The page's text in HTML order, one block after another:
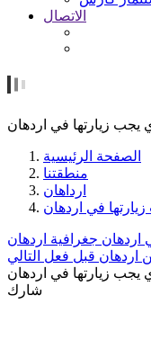
الاتصال
يجب زيارتها في اردهان
الصفحة الرئيسية
منطقتنا
ارداهان
في اردهان
اردهان جغرافية اردهان
يجب زيارتها في اردهان
شارك